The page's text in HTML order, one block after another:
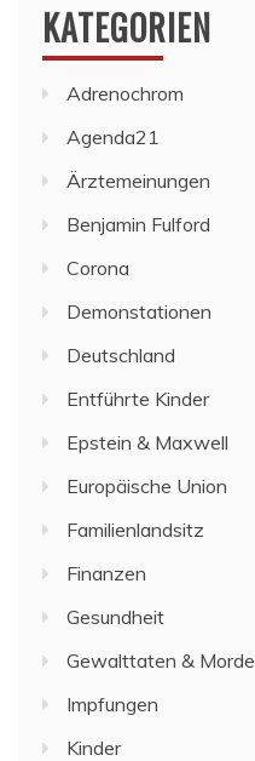
KATEGORIEN
Adrenochrom
Agenda21
Ärztemeinungen
Benjamin Fulford
Corona
Demonstationen
Deutschland
Entführte Kinder
Epstein & Maxwell
Europäische Union
Familienlandsitz
Finanzen
Gesundheit
Gewalttaten & Morde
Impfungen
Kinder